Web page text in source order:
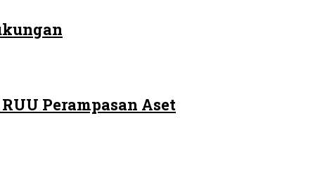
Perampasan Aset